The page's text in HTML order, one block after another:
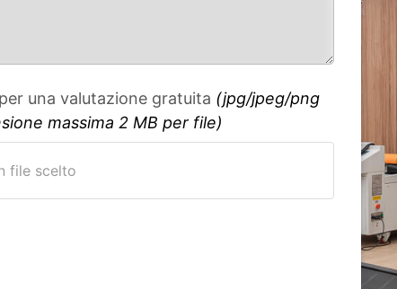
una valutazione gratuita (jpg/jpeg/png
massima 2 MB per file)
file scelto